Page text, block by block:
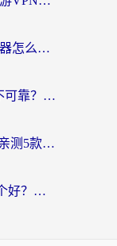
海外党必看：PC VPN+回国加速器怎么选？无缝访问国内资源全攻略
海外党别踩坑！iOS破解版软件不可靠？教你选对回国加速器无缝看国内资源
雷神手游和快喵好用吗？海外党亲测5款回国加速器，附斧牛Bling对比+微信视频号解决办法
海外党纠结ChickCN和小黑牛哪个好？一篇帮你选对回国加速器的实用指南